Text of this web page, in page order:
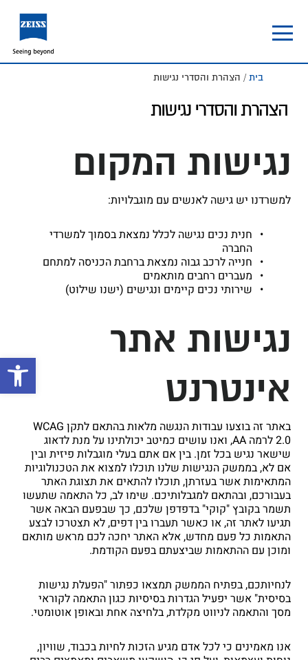
פתח
main
footer
בית / הצהרת והסדרי נגישות
הצהרת והסדרי נגישות
נגישות המקום
למשרדנו יש גישה לאנשים עם מוגבלויות:
חנית נכים נגישה לכלל נמצאת בסמוך למשרדי
החברה
חנייה לרכב גבוה נמצאת ברחבת הכניסה למתחם
מעברים רחבים מותאמים
שירותי נכים קיימים ונגישים (ישנו שילוט)
נגישות אתר
אינטרנט
באתר זה בוצעו עבודות הנגשה מלאות בהתאם לתקן WCAG
2.0 לרמה AA, ואנו עושים כמיטב יכולתינו על מנת לדאוג
שישאר נגיש בכל זמן. בין אם אתם בעלי מוגבלות פיזית ובין
אם לא, בממשק הנגישות שלנו תוכלו למצוא את הטכנולוגיות
המתאימות אשר בעזרתן, תוכלו להתאים את תצוגת האתר
בעבורכם, ובהתאם למגבלותיכם. שימו לב, כל התאמה שתעשו
תשמר בקובץ "קוקי" בדפדפן שלכם, כך שבפעם הבאה אשר
תגיעו לאתר זה, או כאשר תעברו בין דפים, לא תצטרכו לבצע
התאמות כל פעם מחדש, אלא האתר יחכה לכם מראש מותאם
ומוכן עם ההתאמות שביצעתם בפעם הקודמת.
לנחיותכם, בפתיח הממשק תמצאו כפתור "הפעלת נגישות
בסיסית" אשר יפעיל הגדרות בסיסיות כגון התאמה לקוראי
מסך והתאמה לניווט מקלדת, בלחיצה אחת ובאופן אוטומטי.
אנו מאמינים כי לכל אדם מגיע הזכות לחיות בכבוד, שוויון,